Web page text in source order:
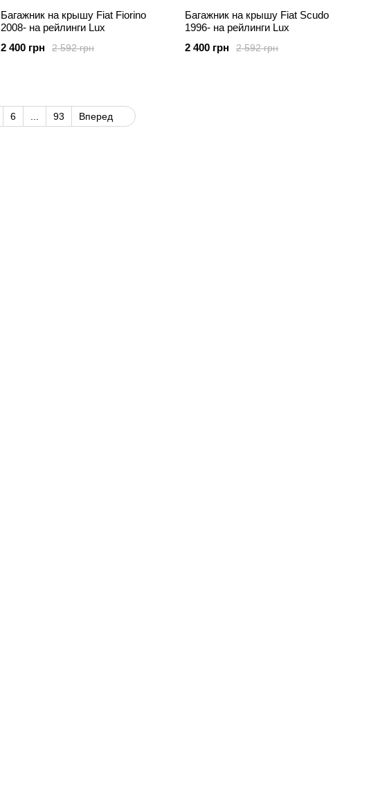
Багажник на крышу Fiat Fiorino
2008- на рейлинги Lux
2 592 грн
2 400 грн
Багажник на крышу Fiat Scudo
1996- на рейлинги Lux
2 592 грн
2 400 грн
6 93 Вперед